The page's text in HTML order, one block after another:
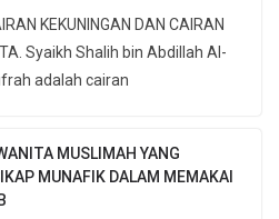
KEKUNINGAN DAN CAIRAN
Syaikh Shalih bin Abdillah Al-
adalah cairan
MUSLIMAH YANG
MUNAFIK DALAM MEMAKAI